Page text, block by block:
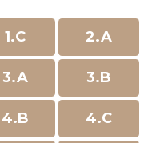
1.C 2.A
3.A 3.B
4.B 4.C